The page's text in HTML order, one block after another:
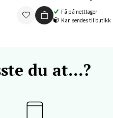
Få på nettlager
Kan sendes til butikk
du at...?